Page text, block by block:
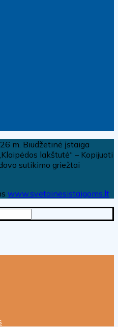
m. Biudžetinė įstaiga
lakštutė“ – Kopijuoti
sutikimo griežtai
www.svetainesistaigoms.lt